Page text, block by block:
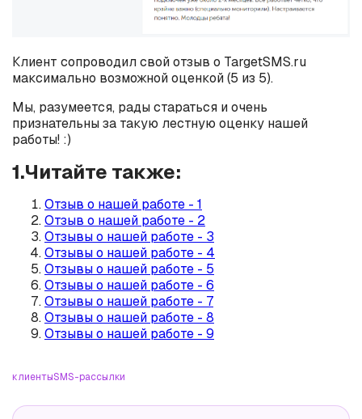
Клиент сопроводил свой отзыв о TargetSMS.ru
максимально возможной оценкой (5 из 5).
Мы, разумеется, рады стараться и очень
признательны за такую лестную оценку нашей
работы! :)
1.Читайте также:
Отзыв о нашей работе - 1
Отзыв о нашей работе - 2
Отзывы о нашей работе - 3
Отзывы о нашей работе - 4
Отзывы о нашей работе - 5
Отзывы о нашей работе - 6
Отзывы о нашей работе - 7
Отзывы о нашей работе - 8
Отзывы о нашей работе - 9
клиентыSMS-рассылки